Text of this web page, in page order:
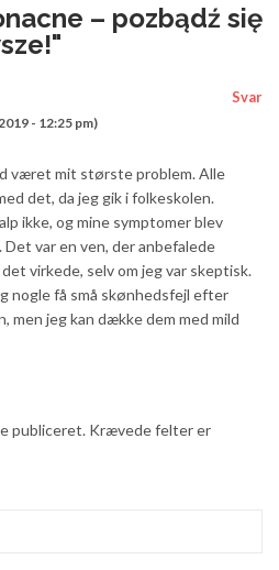
– pozbądź się
"
- 12:25 pm)
Svar
været mit største problem. Alle
det, da jeg gik i folkeskolen.
ikke, og mine symptomer blev
var en ven, der anbefalede
virkede, selv om jeg var skeptisk.
nogle få små skønhedsfejl efter
men jeg kan dække dem med mild
publiceret. Krævede felter er